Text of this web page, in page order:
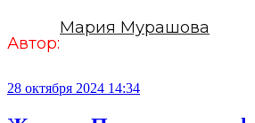
Автор:
Мария Мурашова
28 октября 2024 14:34